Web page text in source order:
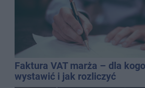
Faktura VAT marża – dla
wystawić i jak rozliczyć